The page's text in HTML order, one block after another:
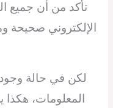
تأكد من أن جميع
الإلكتروني صحيحة
لكن في حالة
المعلومات،